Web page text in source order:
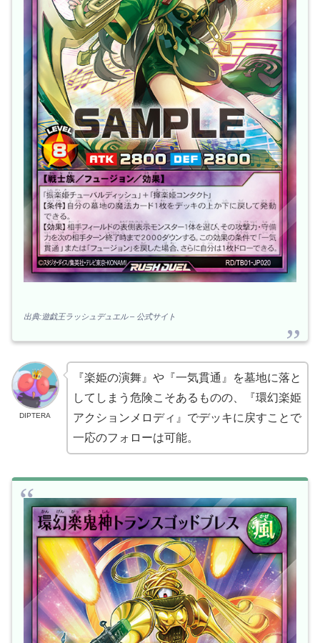
出典:遊戯王ラッシュデュエル – 公式サイト
DIPTERA
『楽姫の演舞』や『一気貫通』を墓地に落と
してしまう危険こそあるものの、『環幻楽姫
アクションメロディ』でデッキに戻すことで
一応のフォローは可能。